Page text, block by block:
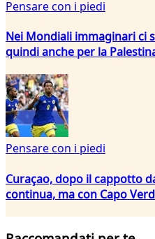
Pensare con i piedi
Nei Mondiali immaginari ci
quindi anche per la
Pensare con i piedi
Curaçao, dopo il cappotto
continua, ma con Capo